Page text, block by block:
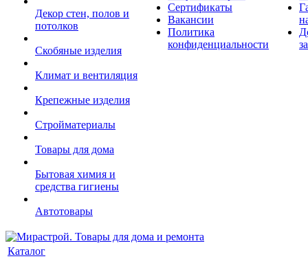
Декор стен, полов и
потолков
Скобяные изделия
Климат и вентиляция
Крепежные изделия
Стройматериалы
Товары для дома
Бытовая химия и
средства гигиены
Автотовары
Сертификаты
Вакансии
Политика
конфиденциальности
Каталог